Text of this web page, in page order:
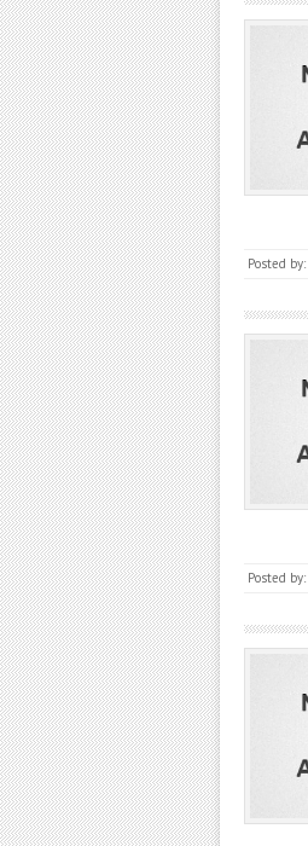
Posted by:
Posted by: